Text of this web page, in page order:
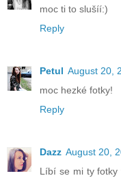
moc ti to slušíí:)
Reply
Petul August 20,
moc hezké fotky!
Reply
Dazz August 20,
Líbí se mi ty fotky